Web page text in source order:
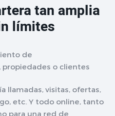
tan amplia
límites
de
o clientes
llamadas, visitas, ofertas,
etc. Y todo online, tanto
para una red de